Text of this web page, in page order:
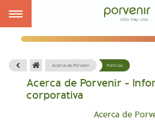
Toggle
Acerca de Porvenir Políticas
Acerca de Porvenir -
corporativa
Acerca de